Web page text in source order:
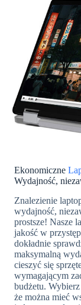
Ekonomiczne
Wydajność,
Znalezienie
wydajność,
prostsze! Nasze
jakość w
dokładnie
maksymalną
cieszyć się
wymagającym
budżetu.
że można mieć